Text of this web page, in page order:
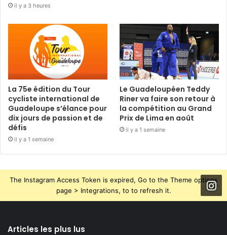
il y a 3 heures
La 75e édition du Tour
cycliste international de
Guadeloupe s’élance pour
dix jours de passion et de
défis
il y a 1 semaine
Le Guadeloupéen Teddy
Riner va faire son retour à
la compétition au Grand
Prix de Lima en août
il y a 1 semaine
The Instagram Access Token is expired, Go to the Theme options
page > Integrations, to to refresh it.
Articles les plus lus